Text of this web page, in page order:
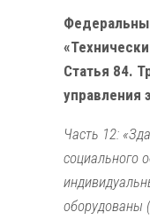
Статья 84.
управления
Часть 12:
социального
оборудованы